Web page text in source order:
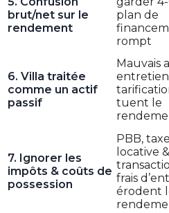
brut/net sur le
rendement
plan de
rompt
6. Villa traitée
comme un actif
passif
Mauvais
tuent le
7. Ignorer les
impôts & coûts de
possession
PBB, taxe
locative
frais
érodent